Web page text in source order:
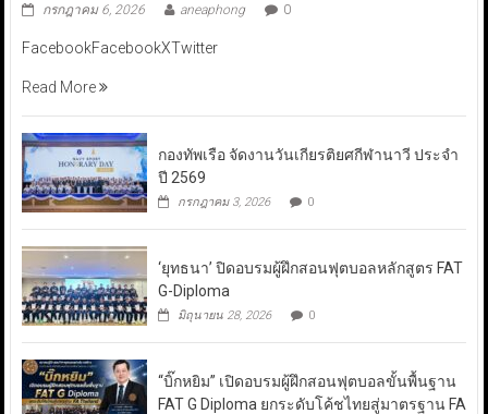
กรกฎาคม 6, 2026 aneaphong 0
FacebookFacebookXTwitter
Read More
กองทัพเรือ จัดงานวันเกียรติยศกีฬานาวี ประจำ
ปี 2569
กรกฎาคม 3, 2026 0
‘ยุทธนา’ ปิดอบรมผู้ฝึกสอนฟุตบอลหลักสูตร FAT
G-Diploma
มิถุนายน 28, 2026 0
“บิ๊กหยิม” เปิดอบรมผู้ฝึกสอนฟุตบอลขั้นพื้นฐาน
FAT G Diploma ยกระดับโค้ชไทยสู่มาตรฐาน FA